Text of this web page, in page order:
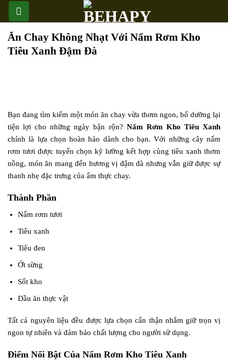
content
Ăn Chay Không Nhạt Với Nấm Rơm Kho
Tiêu Xanh Đậm Đà
Bạn đang tìm kiếm một món ăn chay vừa thơm ngon, bổ dưỡng lại
tiện lợi cho những ngày bận rộn? Nấm Rơm Kho Tiêu Xanh
chính là lựa chọn hoàn hảo dành cho bạn. Với những cây nấm
rơm tươi được tuyển chọn kỹ lưỡng kết hợp cùng tiêu xanh thơm
nồng, món ăn mang đến hương vị đậm đà nhưng vẫn giữ được sự
thanh nhẹ đặc trưng của ẩm thực chay.
Thành Phần
Nấm rơm tươi
Tiêu xanh
Tiêu đen
Ớt sừng
Sốt kho
Dầu ăn thực vật
Tất cả nguyên liệu đều được lựa chọn cẩn thận nhằm giữ trọn vị
ngon tự nhiên và đảm bảo chất lượng cho người sử dụng.
Điểm Nổi Bật Của Nấm Rơm Kho Tiêu Xanh